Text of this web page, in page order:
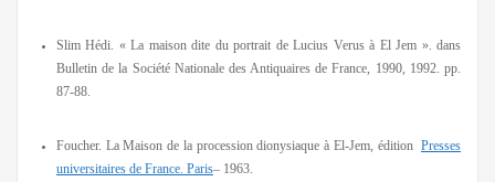
Slim Hédi. « La maison dite du portrait de Lucius Verus à El Jem ». dans
Bulletin de la Société Nationale des Antiquaires de France, 1990, 1992. pp.
87-88.
Foucher. La Maison de la procession dionysiaque à El-Jem, édition Presses
universitaires de France. Paris– 1963.